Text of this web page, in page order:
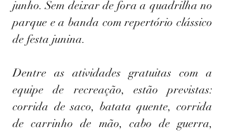
junho. Sem deixar de fora a quadrilha no
parque e a banda com repertório clássico
de festa junina.
Dentre as atividades gratuitas com a
equipe de recreação, estão previstas:
corrida de saco, batata quente, corrida
de carrinho de mão, cabo de guerra,